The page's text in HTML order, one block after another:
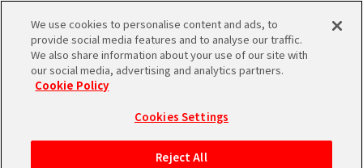
スケジュール 検索
バンダイナムコIDで
アイドルマスター ポータルへの登録について
ニュース
グッズ コラボ・キャンペーン
We use cookies to personalise content and ads, to
provide social media features and to analyse our traffic.
We also share information about your use of our site with
our social media, advertising and analytics partners.
Cookie Policy
Cookies Settings
Reject All